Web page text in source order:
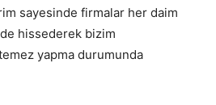
sayesinde firmalar her daim
hissederek bizim
yapma durumunda